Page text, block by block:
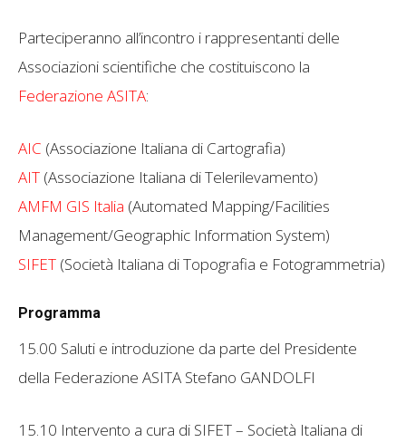
Parteciperanno all’incontro i rappresentanti delle
Associazioni scientifiche che costituiscono la
Federazione ASITA:
AIC (Associazione Italiana di Cartografia)
AIT (Associazione Italiana di Telerilevamento)
AMFM GIS Italia (Automated Mapping/Facilities
Management/Geographic Information System)
SIFET (Società Italiana di Topografia e Fotogrammetria)
Programma
15.00 Saluti e introduzione da parte del Presidente
della Federazione ASITA Stefano GANDOLFI
15.10 Intervento a cura di SIFET – Società Italiana di